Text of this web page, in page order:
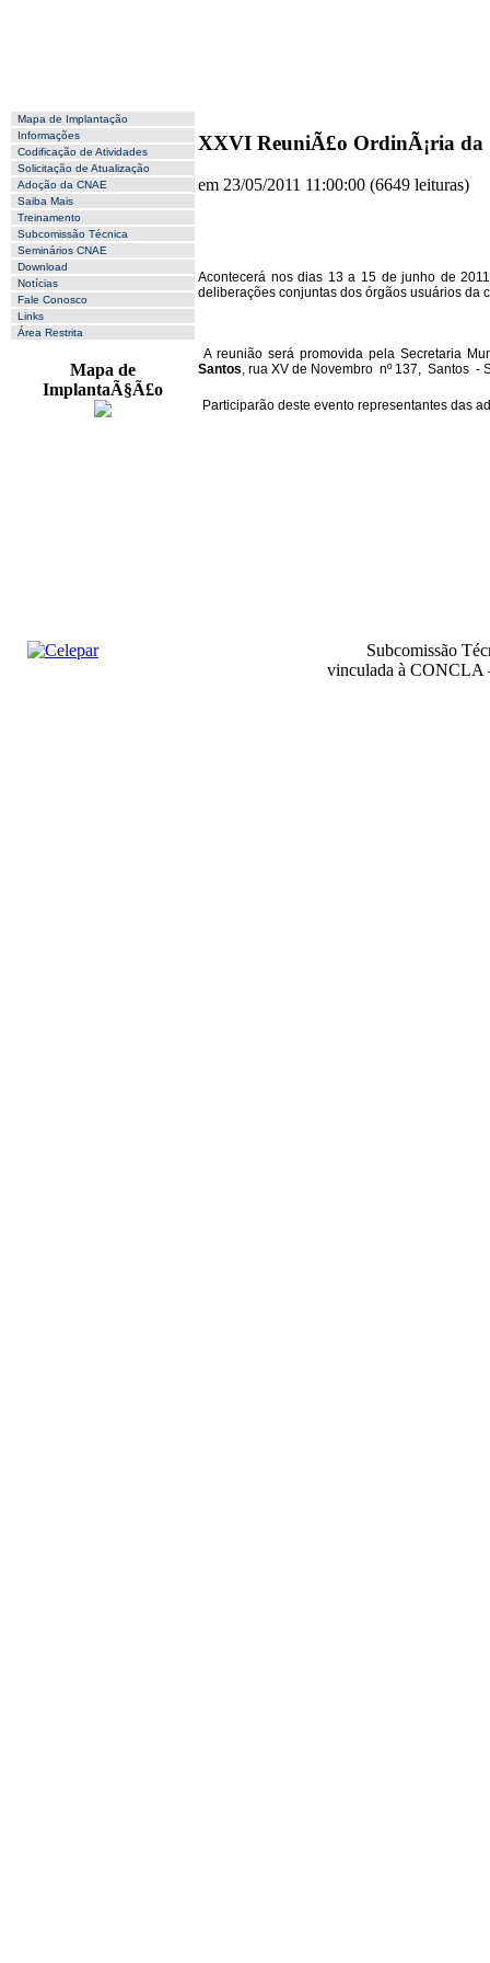
Mapa de Implantação
Informações
Codificação de Atividades
Solicitação de Atualização
Adoção da CNAE
Saiba Mais
Treinamento
Subcomissão Técnica
Seminários CNAE
Download
Notícias
Fale Conosco
Links
Área Restrita
Mapa de
ImplantaÃ§Ã£o
XXVI ReuniÃ£o OrdinÃ¡ria da
em 23/05/2011 11:00:00 (6649 leituras)
Acontecerá nos dias 13 a 15 de junho de
deliberações conjuntas dos órgãos usuários da
A reunião será promovida pela Secretaria
Santos, rua XV de Novembro nº 137, Santos -
Participarão deste evento representantes das
Subcomissão
vinculada à CONCLA